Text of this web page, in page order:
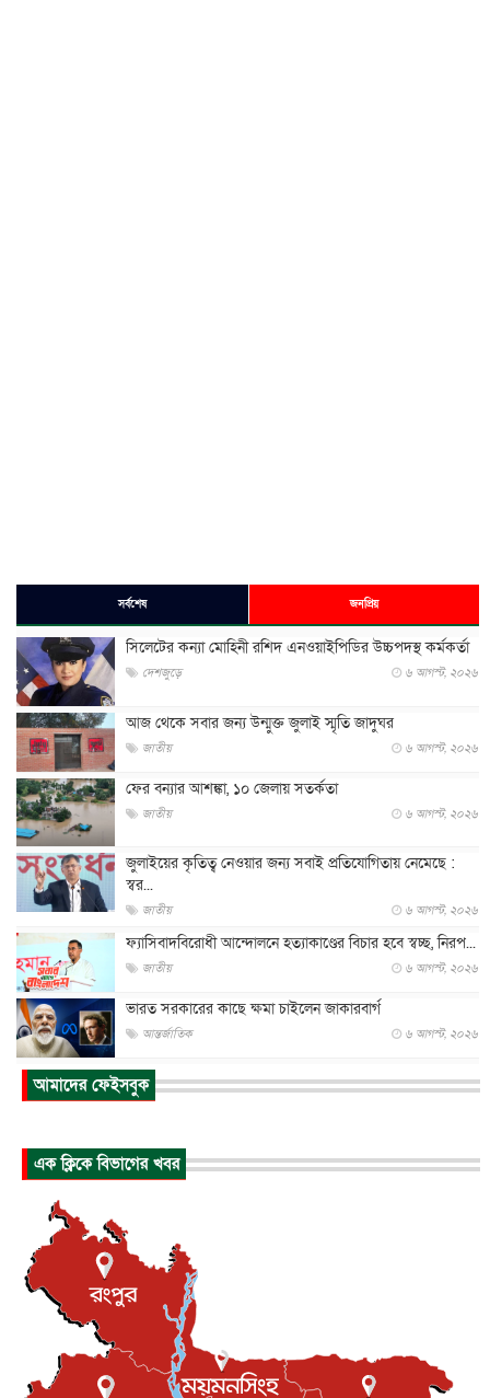
সর্বশেষ জনপ্রিয়
সিলেটের কন্যা মোহিনী রশিদ এনওয়াইপিডির উচ্চপদস্থ কর্মকর্তা
দেশজুড়ে ৬ আগস্ট, ২০২৬
আজ থেকে সবার জন্য উন্মুক্ত জুলাই স্মৃতি জাদুঘর
জাতীয় ৬ আগস্ট, ২০২৬
ফের বন্যার আশঙ্কা, ১০ জেলায় সতর্কতা
জাতীয় ৬ আগস্ট, ২০২৬
জুলাইয়ের কৃতিত্ব নেওয়ার জন্য সবাই প্রতিযোগিতায় নেমেছে :
স্বর...
জাতীয় ৬ আগস্ট, ২০২৬
ফ্যাসিবাদবিরোধী আন্দোলনে হত্যাকাণ্ডের বিচার হবে স্বচ্ছ, নিরপ...
জাতীয় ৬ আগস্ট, ২০২৬
ভারত সরকারের কাছে ক্ষমা চাইলেন জাকারবার্গ
আন্তর্জাতিক ৬ আগস্ট, ২০২৬
আকাশে ট্রাম্পের হেলিকপ্টার ও যাত্রীবাহী বিমান মুখোমুখি, তদন্...
আন্তর্জাতিক
আন্তর্জাতিক ৬ আগস্ট, ২০২৬
টি-টোয়েন্টি ইতিহাসের সর্বোচ্চ রানের মালিক এখন জস বাটলার
বস্তিতে কেটেছে শৈশব, আজ মুম্বাইয়ে দুই বাড়ির মালিক
বিনোদন ৬ আগস্ট, ২০২৬
আমাদের ফেইসবুক
এক ক্লিকে বিভাগের খবর